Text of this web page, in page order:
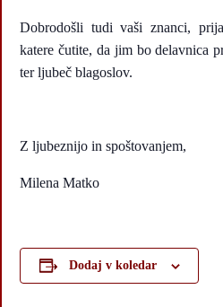
Dobrodošli tudi vaši znanci,
katere čutite, da jim bo delavnica
ter ljubeč blagoslov.
Z ljubeznijo in spoštovanjem,
Milena Matko
Dodaj v koledar